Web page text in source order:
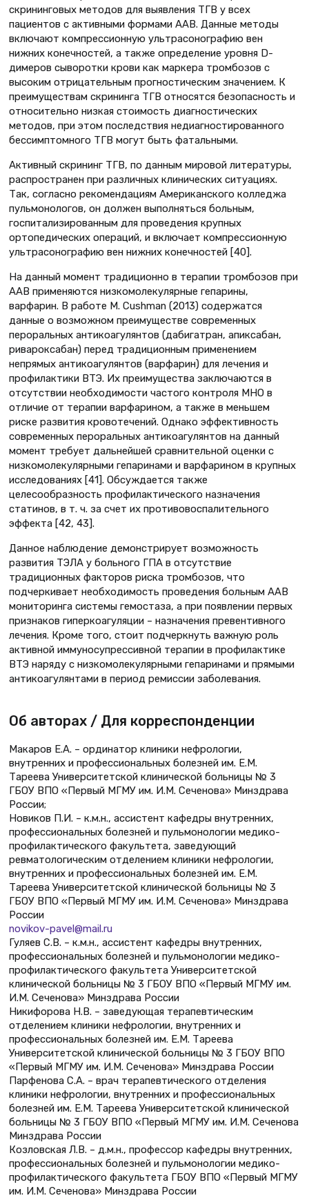
скрининговых методов для выявления ТГВ у всех
пациентов с активными формами ААВ. Данные методы
включают компрессионную ультрасонографию вен
нижних конечностей, а также определение уровня D-
димеров сыворотки крови как маркера тромбозов с
высоким отрицательным прогностическим значением. К
преимуществам скрининга ТГВ относятся безопасность и
относительно низкая стоимость диагностических
методов, при этом последствия недиагностированного
бессимптомного ТГВ могут быть фатальными.
Активный скрининг ТГВ, по данным мировой литературы,
распространен при различных клинических ситуациях.
Так, согласно рекомендациям Американского колледжа
пульмонологов, он должен выполняться больным,
госпитализированным для проведения крупных
ортопедических операций, и включает компрессионную
ультрасонографию вен нижних конечностей [40].
На данный момент традиционно в терапии тромбозов при
ААВ применяются низкомолекулярные гепарины,
варфарин. В работе M. Сushman (2013) содержатся
данные о возможном преимуществе современных
пероральных антикоагулянтов (дабигатран, апиксабан,
ривароксабан) перед традиционным применением
непрямых антикоагулянтов (варфарин) для лечения и
профилактики ВТЭ. Их преимущества заключаются в
отсутствии необходимости частого контроля МНО в
отличие от терапии варфарином, а также в меньшем
риске развития кровотечений. Однако эффективность
современных пероральных антикоагулянтов на данный
момент требует дальнейшей сравнительной оценки с
низкомолекулярными гепаринами и варфарином в крупных
исследованиях [41]. Обсуждается также
целесообразность профилактического назначения
статинов, в т. ч. за счет их противовоспалительного
эффекта [42, 43].
Данное наблюдение демонстрирует возможность
развития ТЭЛА у больного ГПА в отсутствие
традиционных факторов риска тромбозов, что
подчеркивает необходимость проведения больным ААВ
мониторинга системы гемостаза, а при появлении первых
признаков гиперкоагуляции – назначения превентивного
лечения. Кроме того, стоит подчеркнуть важную роль
активной иммуносупрессивной терапии в профилактике
ВТЭ наряду с низкомолекулярными гепаринами и прямыми
антикоагулянтами в период ремиссии заболевания.
Об авторах / Для корреспонденции
Макаров Е.А. – ординатор клиники нефрологии,
внутренних и профессиональных болезней им. Е.М.
Тареева Университетской клинической больницы № 3
ГБОУ ВПО «Первый МГМУ им. И.М. Сеченова» Минздрава
России;
Новиков П.И. – к.м.н., ассистент кафедры внутренних,
профессиональных болезней и пульмонологии медико-
профилактического факультета, заведующий
ревматологическим отделением клиники нефрологии,
внутренних и профессиональных болезней им. Е.М.
Тареева Университетской клинической больницы № 3
ГБОУ ВПО «Первый МГМУ им. И.М. Сеченова» Минздрава
России
novikov-pavel@mail.ru
Гуляев С.В. – к.м.н., ассистент кафедры внутренних,
профессиональных болезней и пульмонологии медико-
профилактического факультета Университетской
клинической больницы № 3 ГБОУ ВПО «Первый МГМУ им.
И.М. Сеченова» Минздрава России
Никифорова Н.В. – заведующая терапевтическим
отделением клиники нефрологии, внутренних и
профессиональных болезней им. Е.М. Тареева
Университетской клинической больницы № 3 ГБОУ ВПО
«Первый МГМУ им. И.М. Сеченова» Минздрава России
Парфенова С.А. – врач терапевтического отделения
клиники нефрологии, внутренних и профессиональных
болезней им. Е.М. Тареева Университетской клинической
больницы № 3 ГБОУ ВПО «Первый МГМУ им. И.М. Сеченова
Минздрава России
Козловская Л.В. – д.м.н., профессор кафедры внутренних,
профессиональных болезней и пульмонологии медико-
профилактического факультета ГБОУ ВПО «Первый МГМУ
им. И.М. Сеченова» Минздрава России